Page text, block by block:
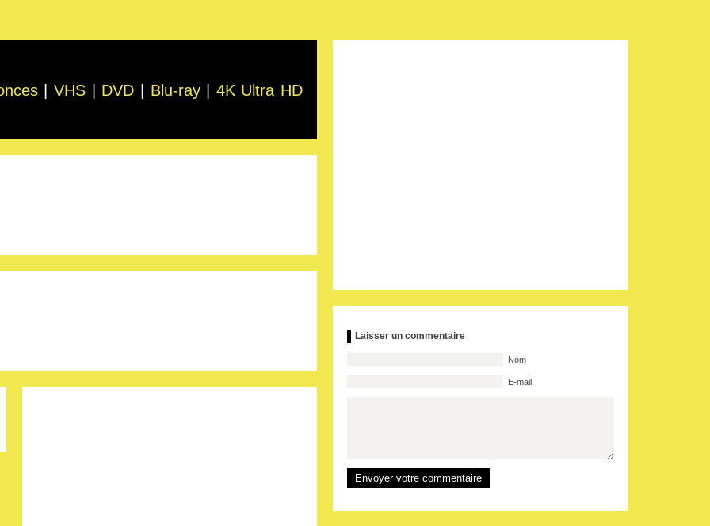
VHS DVD Blu-ray
4K Ultra HD
Laisser un commentaire
Nom
E-mail